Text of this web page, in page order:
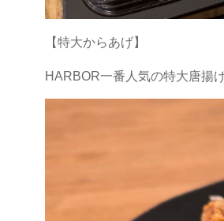
【特大からあげ】
HARBOR一番人気の特大唐揚